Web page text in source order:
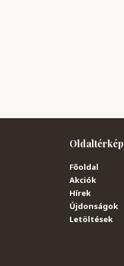
Oldaltérkép
Főoldal
Akciók
Hírek
Újdonságok
Letöltések